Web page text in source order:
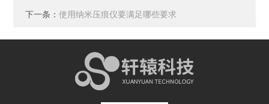
下一条：使用纳米压痕仪要满足哪些要求